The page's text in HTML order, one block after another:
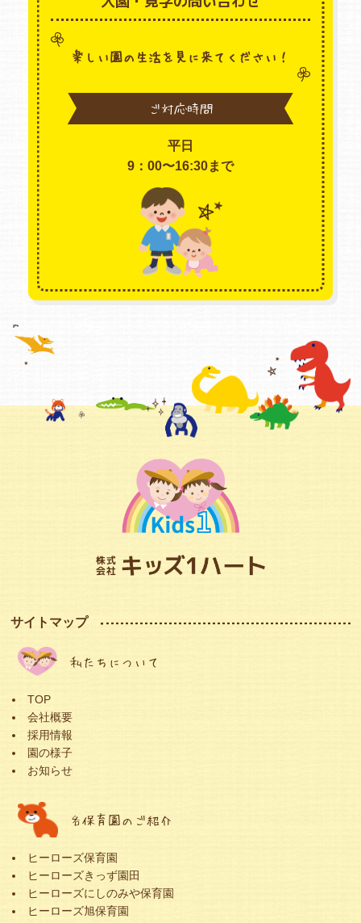
楽しい園の生活を見に来てください！
ご対応時間
平日
9：00〜16:30まで
サイトマップ
私たちについて
TOP
会社概要
採用情報
園の様子
お知らせ
各保育園のご紹介
ヒーローズ保育園
ヒーローズきっず園田
ヒーローズにしのみや保育園
ヒーローズ旭保育園